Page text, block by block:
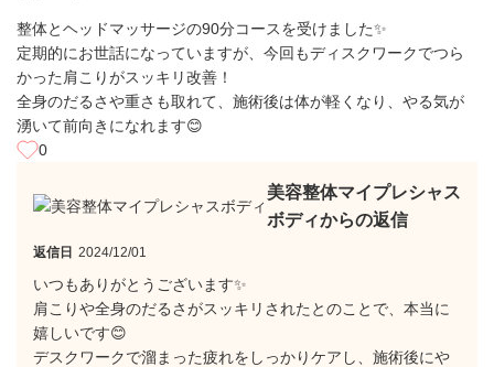
整体とヘッドマッサージの90分コースを受けました✨
定期的にお世話になっていますが、今回もディスクワークでつら
かった肩こりがスッキリ改善！
全身のだるさや重さも取れて、施術後は体が軽くなり、やる気が
湧いて前向きになれます😊
0
美容整体マイプレシャス
ボディからの返信
返信日 2024/12/01
いつもありがとうございます✨
肩こりや全身のだるさがスッキリされたとのことで、本当に
嬉しいです😊
デスクワークで溜まった疲れをしっかりケアし、施術後にや